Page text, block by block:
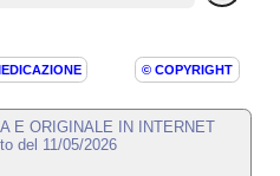
© COPYRIGHT
E ORIGINALE IN INTERNET
del 11/05/2026